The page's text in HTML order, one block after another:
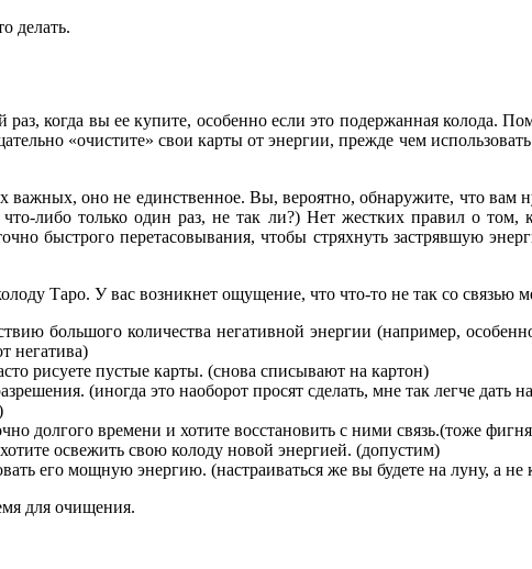
делать.
когда вы ее купите, особенно если это подержанная колода.
«очистите» свои карты от энергии, прежде чем
важных, оно не единственное. Вы, вероятно, обнаружите, что
либо только один раз, не так ли?) Нет жестких правил о
быстрого перетасовывания, чтобы стряхнуть застрявшую
Таро. У вас возникнет ощущение, что что-то не так со
большого количества негативной энергии (например,
негатива)
рисуете пустые карты. (снова списывают на картон)
(иногда это наоборот просят сделать, мне так легче дать
долгого времени и хотите восстановить с ними связь.(тоже
освежить свою колоду новой энергией. (допустим)
его мощную энергию. (настраиваться же вы будете на луну, а не
для очищения.